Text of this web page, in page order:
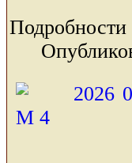
Подробности